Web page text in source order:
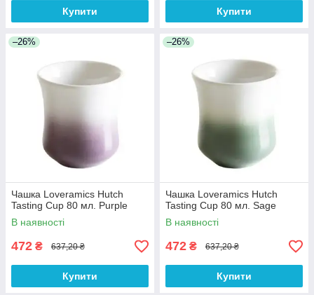
Купити Купити
–26%
Чашка Loveramics Hutch
Tasting Cup 80 мл. Purple
В наявності
472 ₴ 637,20 ₴
Купити
–26%
Чашка Loveramics Hutch
Tasting Cup 80 мл. Sage
В наявності
472 ₴ 637,20 ₴
Купити